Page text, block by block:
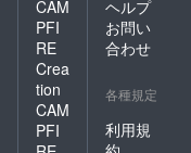
CAM
PFI
RE
Crea
tion
CAM
PFI
ヘルプ
お問い
合わせ
各種規定
利用規